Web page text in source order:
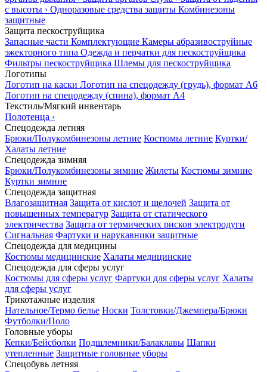
с высоты › Одноразовые средства защиты Комбинезоны
защитные
Защита пескоструйщика
Запасные части Комплектующие Камеры абразивоструйные
эжекторного типа Одежда и перчатки для пескоструйщика
Фильтры пескоструйщика Шлемы для пескоструйщика
Логотипы
Логотип на каски Логотип на спецодежду (грудь), формат А6
Логотип на спецодежду (спина), формат А4
Текстиль/Мягкий инвентарь
Полотенца ›
Спецодежда летняя
Брюки/Полукомбинезоны летние Костюмы летние Куртки/
Халаты летние
Спецодежда зимняя
Брюки/Полукомбинезоны зимние Жилеты Костюмы зимние
Куртки зимние
Спецодежда защитная
Влагозащитная Защита от кислот и щелочей Защита от
повышенных температур Защита от статического
электричества Защита от термических рисков электродуги
Сигнальная Фартуки и нарукавники защитные
Спецодежда для медицины
Костюмы медицинские Халаты медицинские
Спецодежда для сферы услуг
Костюмы для сферы услуг Фартуки для сферы услуг Халаты
для сферы услуг
Трикотажные изделия
Нательное/Термо белье Носки Толстовки/Джемпера/Брюки
Футболки/Поло
Головные уборы
Кепки/Бейсболки Подшлемники/Балаклавы Шапки
утепленные Защитные головные уборы
Спецобувь летняя